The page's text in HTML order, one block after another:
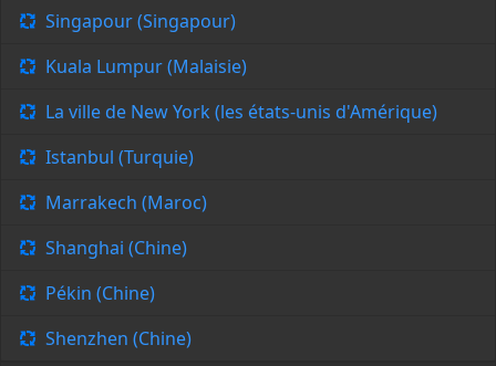
Singapour (Singapour)
Kuala Lumpur (Malaisie)
La ville de New York (les états-unis d'Amérique)
Istanbul (Turquie)
Marrakech (Maroc)
Shanghai (Chine)
Pékin (Chine)
Shenzhen (Chine)